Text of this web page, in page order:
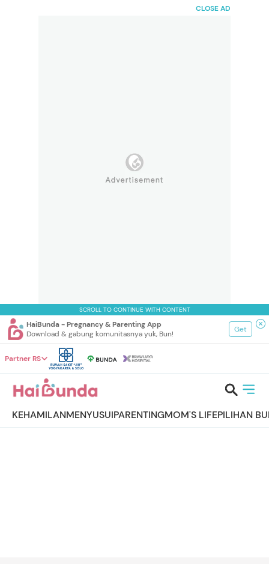
CLOSE AD
SCROLL TO CONTINUE WITH CONTENT
HaiBunda - Pregnancy & Parenting App
Download & gabung komunitasnya yuk, Bun!
Get
Partner RS
KEHAMILANMENYUSUIPARENTINGMOM'S LIFEPILIHAN